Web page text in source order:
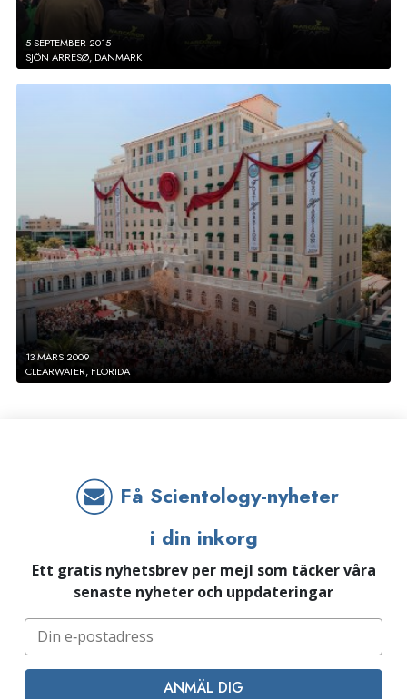
5 SEPTEMBER 2015
SJÖN ARRESØ, DANMARK
13 MARS 2009
CLEARWATER, FLORIDA
Få Scientology-nyheter
i din inkorg
Ett gratis nyhetsbrev per mejl som täcker våra
senaste nyheter och uppdateringar
ANMÄL DIG